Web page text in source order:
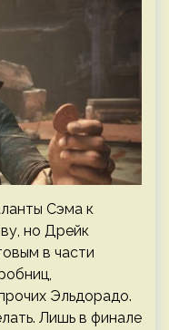
Сэма к
но Дрейк
в части
Эльдорадо.
Лишь в финале